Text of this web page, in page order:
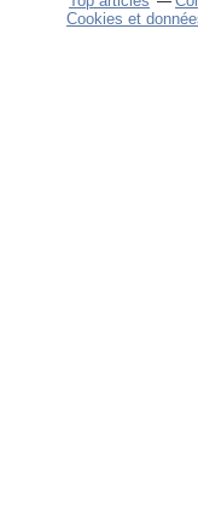
Cookies et